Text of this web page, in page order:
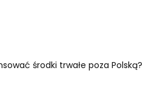
środki trwałe poza Polską?